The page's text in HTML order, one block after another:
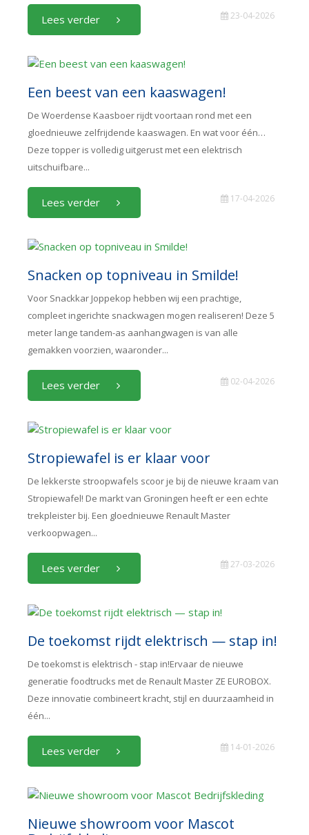
Lees verder 23-04-2026
Een beest van een kaaswagen!
De Woerdense Kaasboer rijdt voortaan rond met een
gloednieuwe zelfrijdende kaaswagen. En wat voor één…
Deze topper is volledig uitgerust met een elektrisch
uitschuifbare...
Lees verder 17-04-2026
Snacken op topniveau in Smilde!
Voor Snackkar Joppekop hebben wij een prachtige,
compleet ingerichte snackwagen mogen realiseren! Deze 5
meter lange tandem-as aanhangwagen is van alle
gemakken voorzien, waaronder...
Lees verder 02-04-2026
Stropiewafel is er klaar voor
De lekkerste stroopwafels scoor je bij de nieuwe kraam van
Stropiewafel! De markt van Groningen heeft er een echte
trekpleister bij. Een gloednieuwe Renault Master
verkoopwagen...
Lees verder 27-03-2026
De toekomst rijdt elektrisch — stap in!
De toekomst is elektrisch - stap in!Ervaar de nieuwe
generatie foodtrucks met de Renault Master ZE EUROBOX.
Deze innovatie combineert kracht, stijl en duurzaamheid in
één...
Lees verder 14-01-2026
Nieuwe showroom voor Mascot